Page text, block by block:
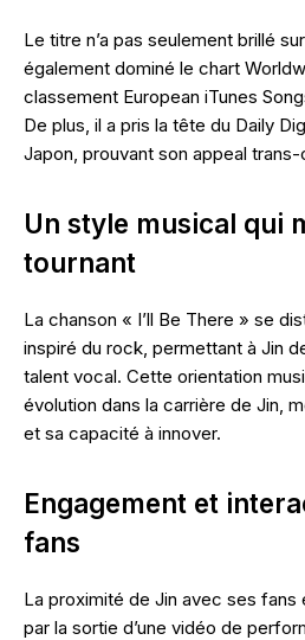
Le titre n’a pas seulement brillé
également dominé le chart
classement European iTunes
De plus, il a pris la tête du Daily
Japon, prouvant son appeal trans-
Un style musical qui
tournant
La chanson « I’ll Be There » se
inspiré du rock, permettant à Jin
talent vocal. Cette orientation
évolution dans la carrière de Jin,
et sa capacité à innover.
Engagement et
fans
La proximité de Jin avec ses fans
par la sortie d’une vidéo de